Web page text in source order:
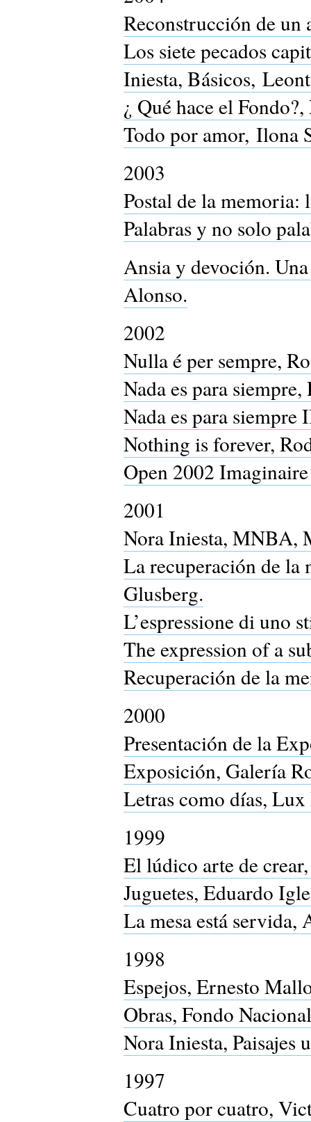
Reconstrucción de un
Los siete pecados
Iniesta, Básicos,
¿ Qué hace el
Todo por amor, Ilona
2003
Postal de la memoria:
Palabras y no solo
Ansia y devoción.
Alonso.
2002
Nulla é per sempre,
Nada es para
Nada es para
Nothing is forever,
Open 2002
2001
Nora Iniesta, MNBA,
La recuperación de la
Glusberg.
L’espressione di uno
The expression of a
Recuperación de la
2000
Presentación de la
Exposición, Galería
Letras como días,
1999
El lúdico arte de
Juguetes, Eduardo
La mesa está servida,
1998
Espejos, Ernesto
Obras, Fondo
Nora Iniesta, Paisajes
1997
Cuatro por cuatro,